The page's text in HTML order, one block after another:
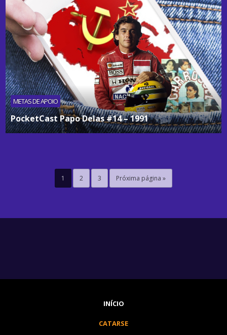
METAS DE APOIO
PocketCast Papo Delas #14 – 1991
1 2 3 Próxima página »
INÍCIO
CATARSE